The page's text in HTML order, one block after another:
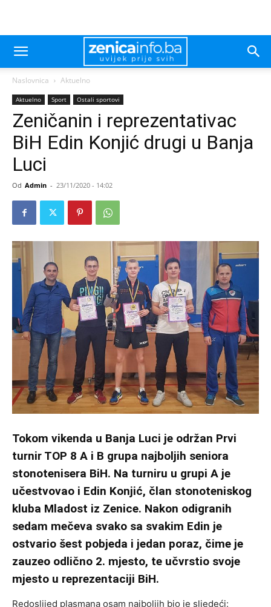
Naslovnica Aktuelno
Aktuelno Sport Ostali sportovi
Zeničanin i reprezentativac
BiH Edin Konjić drugi u Banja
Luci
Od Admin - 23/11/2020 - 14:02
Tokom vikenda u Banja Luci je održan Prvi
turnir TOP 8 A i B grupa najboljih seniora
stonotenisera BiH. Na turniru u grupi A je
učestvovao i Edin Konjić, član stonoteniskog
kluba Mladost iz Zenice. Nakon odigranih
sedam mečeva svako sa svakim Edin je
ostvario šest pobjeda i jedan poraz, čime je
zauzeo odlično 2. mjesto, te učvrstio svoje
mjesto u reprezentaciji BiH.
Redoslijed plasmana osam najboljih bio je sljedeći: